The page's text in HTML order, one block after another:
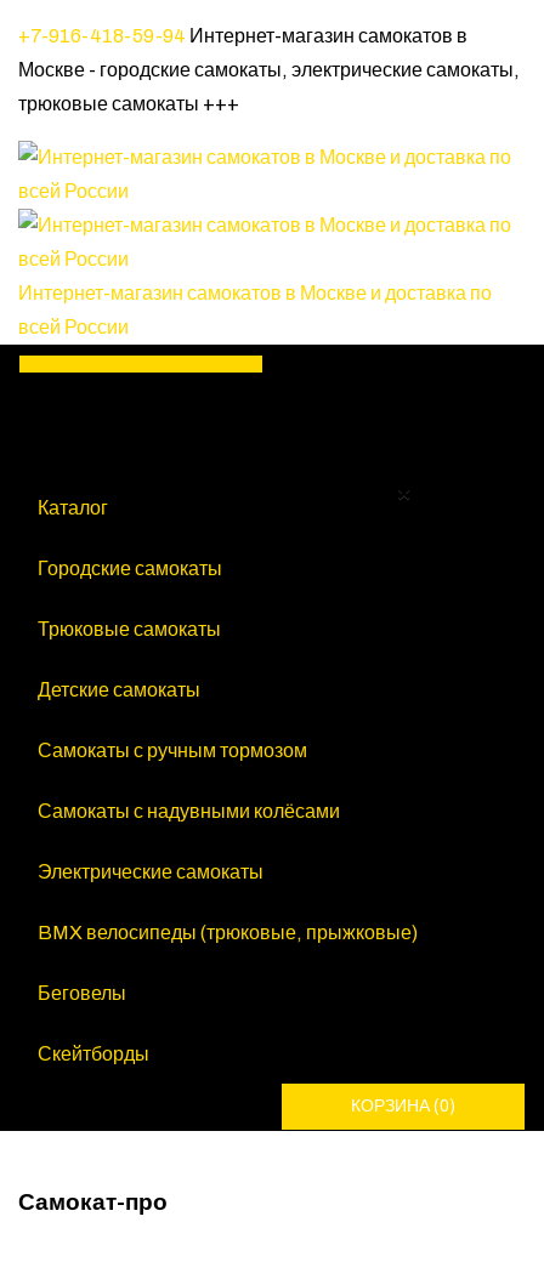
+7-916-418-59-94 Интернет-магазин самокатов в
Москве - городские самокаты, электрические самокаты,
трюковые самокаты +++
Интернет-магазин самокатов в Москве и доставка по
всей России
×
Каталог
Городские самокаты
Трюковые самокаты
Детские самокаты
Самокаты с ручным тормозом
Самокаты с надувными колёсами
Электрические самокаты
BMX велосипеды (трюковые, прыжковые)
Беговелы
Скейтборды
КОРЗИНА (0)
Самокат-про